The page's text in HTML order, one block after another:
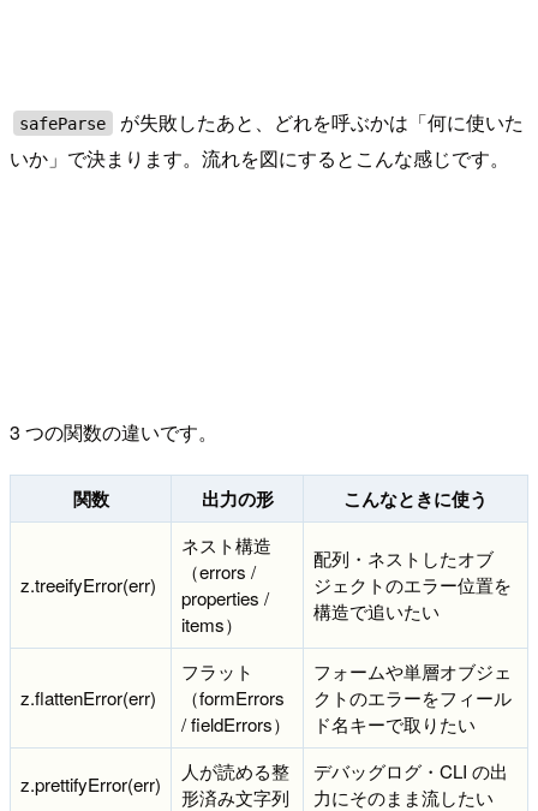
safeParse
が失敗したあと、どれを呼ぶかは「何に使いた
いか」で決まります。流れを図にするとこんな感じです。
3 つの関数の違いです。
関数 出力の形 こんなときに使う
z.treeifyError(err)
ネスト構造
（errors /
properties /
items）
配列・ネストしたオブ
ジェクトのエラー位置を
構造で追いたい
z.flattenError(err)
フラット
（formErrors
/ fieldErrors）
フォームや単層オブジェ
クトのエラーをフィール
ド名キーで取りたい
z.prettifyError(err)
人が読める整
形済み文字列
デバッグログ・CLI の出
力にそのまま流したい